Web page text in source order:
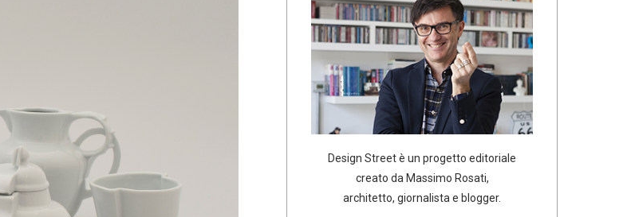
Design Street è un progetto editoriale
creato da Massimo Rosati,
architetto, giornalista e blogger.